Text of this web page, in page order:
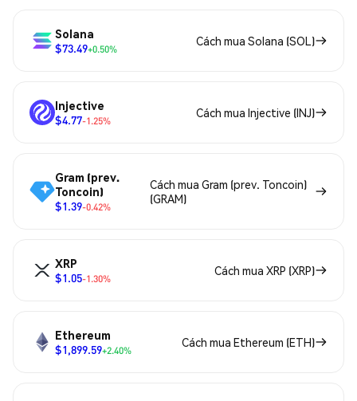
Solana
$73.49+0.50%
Cách mua Solana (SOL)
Injective
$4.77-1.25%
Cách mua Injective (INJ)
Gram (prev.
Toncoin)
$1.39-0.42%
Cách mua Gram (prev. Toncoin)
(GRAM)
XRP
$1.05-1.30%
Cách mua XRP (XRP)
Ethereum
$1,899.59+2.40%
Cách mua Ethereum (ETH)